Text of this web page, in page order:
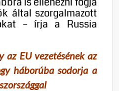
által szorgalmazott
– írja a Russia
az EU vezetésének az
háborúba sodorja a